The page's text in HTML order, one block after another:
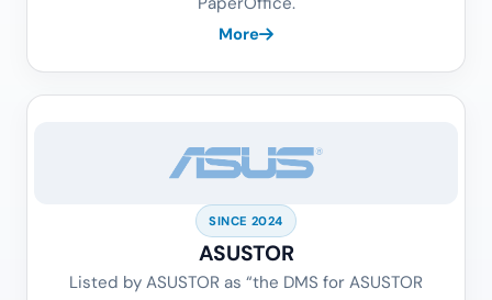
More
SINCE 2024
ASUSTOR
Listed by ASUSTOR as “the DMS for ASUSTOR